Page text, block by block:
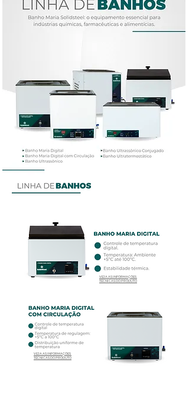
VEJA AS INFORMAÇÕES
TÉCNICAS DO PRODUTO
VEJA AS INFORMAÇÕES
TÉCNICAS DO PRODUTO